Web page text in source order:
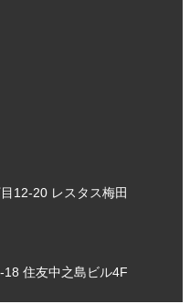
12-20 レスタス梅田
住友中之島ビル4F